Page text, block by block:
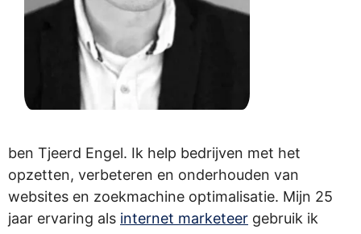
ben Tjeerd Engel. Ik help bedrijven met het
opzetten, verbeteren en onderhouden van
websites en zoekmachine optimalisatie. Mijn 25
jaar ervaring als internet marketeer gebruik ik